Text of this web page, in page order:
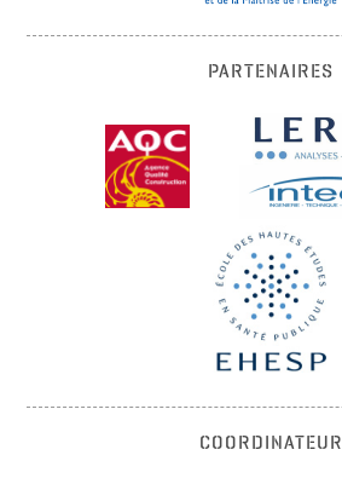
PARTENAIRES
COORDINATEUR